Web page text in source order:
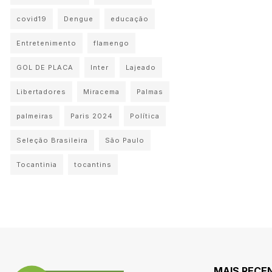
covid19 Dengue educação
Entretenimento flamengo
GOL DE PLACA Inter Lajeado
Libertadores Miracema Palmas
palmeiras Paris 2024 Política
Seleção Brasileira São Paulo
Tocantinia tocantins